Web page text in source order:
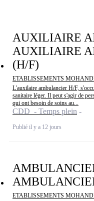
AUXILIAIRE
AUXILIAIRE
(H/F)
ETABLISSEMENTS
L'auxilaire ambulancier H/F,
sanitaire léger. Il peut s'agir de
qui ont besoin de soins au...
CDD - Temps plein
Publié il y a 12 jours
ETABLISSEMENTS